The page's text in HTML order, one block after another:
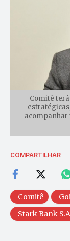
Comitê
COMPARTILHAR
Comitê
Stark Bank